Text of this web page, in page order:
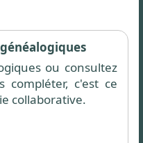
ou consultez
compléter, c'est ce
collaborative.